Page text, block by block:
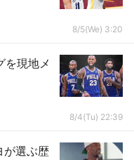
8/5(We) 3:20
を現地メ
8/4(Tu) 22:39
が選ぶ歴